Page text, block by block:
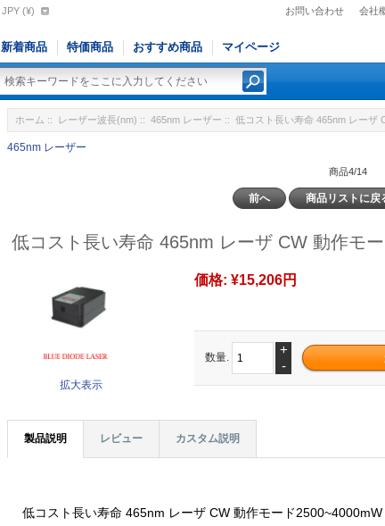
お問い合わせ 会社
JPY (¥)
新着商品 特価商品 おすすめ商品 マイページ
ホーム :: レーザー波長(nm) ::465nm レーザー :: 低コスト長い寿命 465nm レーザ
465nm レーザー
商品4/14
前へ 商品リストに戻
低コスト長い寿命 465nm レーザ CW 動作モ
拡大表示
価格:¥15,206円
数量.
+
-
製品説明 レビュー カスタム説明
低コスト長い寿命 465nm レーザ CW 動作モード2500~4000mW